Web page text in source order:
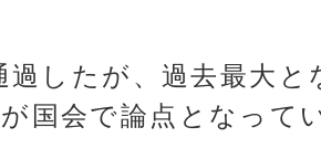
したが、過去最大
国会で論点となってい